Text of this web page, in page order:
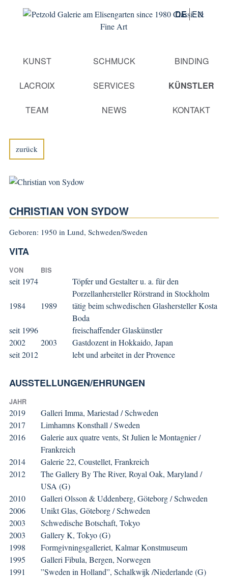
DE EN
überspringen
KUNST SCHMUCK BINDING
LACROIX SERVICES KÜNSTLER
TEAM NEWS KONTAKT
zurück
CHRISTIAN VON SYDOW
Geboren: 1950 in Lund, Schweden/Sweden
VITA
VON BIS
seit 1974
Töpfer und Gestalter u. a. für den
Porzellanhersteller Rörstrand in Stockholm
1984
1989
tätig beim schwedischen Glashersteller Kosta
Boda
seit 1996
freischaffender Glaskünstler
2002
2003
Gastdozent in Hokkaido, Japan
seit 2012
lebt und arbeitet in der Provence
AUSSTELLUNGEN/EHRUNGEN
JAHR
2019
Galleri Imma, Mariestad / Schweden
2017
Limhamns Konsthall / Sweden
2016
Galerie aux quatre vents, St Julien le Montagnier /
Frankreich
2014
Galerie 22, Coustellet, Frankreich
2012
The Gallery By The River, Royal Oak, Maryland /
USA (G)
2010
Galleri Olsson & Uddenberg, Göteborg / Schweden
2006
Unikt Glas, Göteborg / Schweden
2003
Schwedische Botschaft, Tokyo
2003
Gallery K, Tokyo (G)
1998
Formgivningsgalleriet, Kalmar Konstmuseum
1995
Galleri Fibula, Bergen, Norwegen
1991
”Sweden in Holland”, Schalkwijk /Niederlande (G)